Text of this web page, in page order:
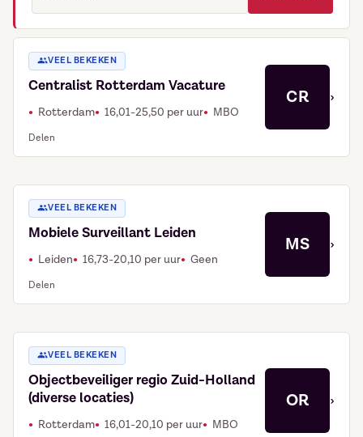
VEEL BEKEKEN
Centralist Rotterdam Vacature
Rotterdam 16,01-25,50 per uur MBO
Delen
CR ›
VEEL BEKEKEN
Mobiele Surveillant Leiden
Leiden 16,73-20,10 per uur Geen
Delen
MS ›
VEEL BEKEKEN
Objectbeveiliger regio Zuid-Holland
(diverse locaties)
Rotterdam 16,01-20,10 per uur MBO
OR ›